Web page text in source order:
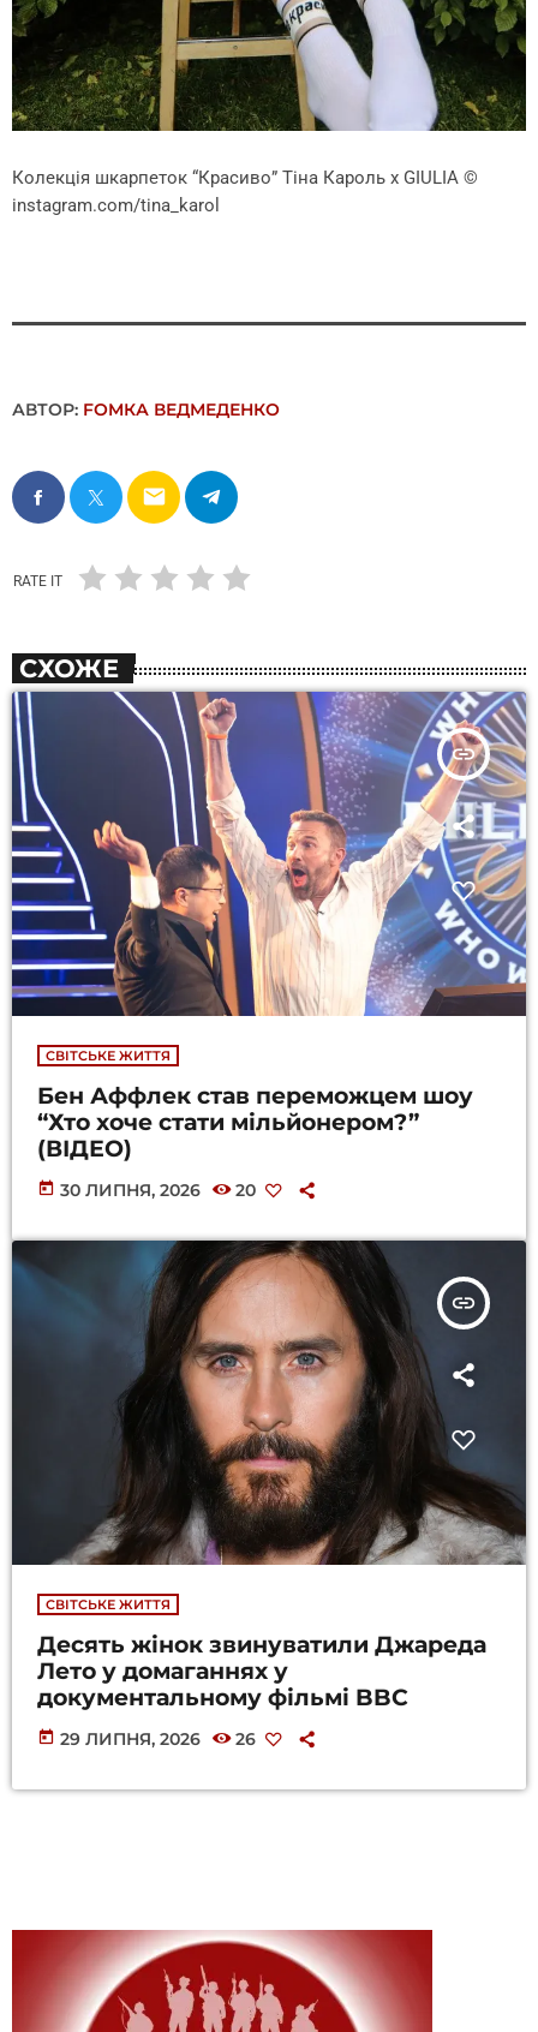
Колекція шкарпеток “Красиво” Тіна Кароль х GIULIA ©
instagram.com/tina_karol
АВТОР: FОMКА ВЕДМЕДЕНКО
email
RATE IT
СХОЖЕ
insert_link
СВІТСЬКЕ ЖИТТЯ
Бен Аффлек став переможцем шоу
“Хто хоче стати мільйонером?”
(ВІДЕО)
today 30 ЛИПНЯ, 2026 20
insert_link
СВІТСЬКЕ ЖИТТЯ
Десять жінок звинуватили Джареда
Лето у домаганнях у
документальному фільмі BBC
today 29 ЛИПНЯ, 2026 26